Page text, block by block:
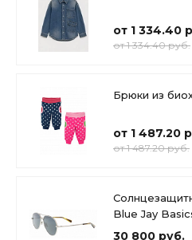
от 1 334.40
от 1 334.40 руб.
Брюки из
от 1 487.20
от 1 487.20 руб.
Blue Jay
30 800 руб.